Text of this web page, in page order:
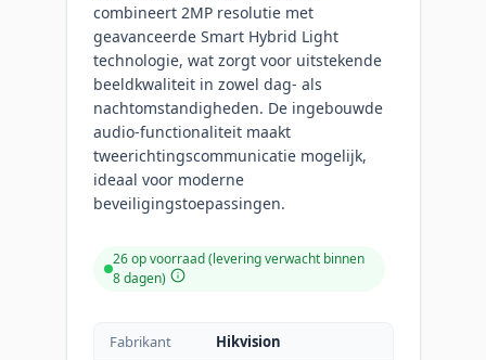
combineert 2MP resolutie met
geavanceerde Smart Hybrid Light
technologie, wat zorgt voor uitstekende
beeldkwaliteit in zowel dag- als
nachtomstandigheden. De ingebouwde
audio-functionaliteit maakt
tweerichtingscommunicatie mogelijk,
ideaal voor moderne
beveiligingstoepassingen.
26 op voorraad (levering verwacht binnen
8 dagen)
Fabrikant Hikvision